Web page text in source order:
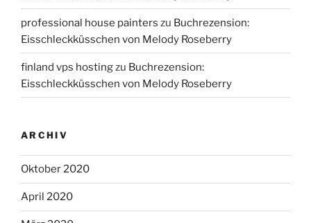
professional house painters zu Buchrezension:
Eisschleckküsschen von Melody Roseberry
finland vps hostingzu Buchrezension:
Eisschleckküsschen von Melody Roseberry
ARCHIV
Oktober 2020
April 2020